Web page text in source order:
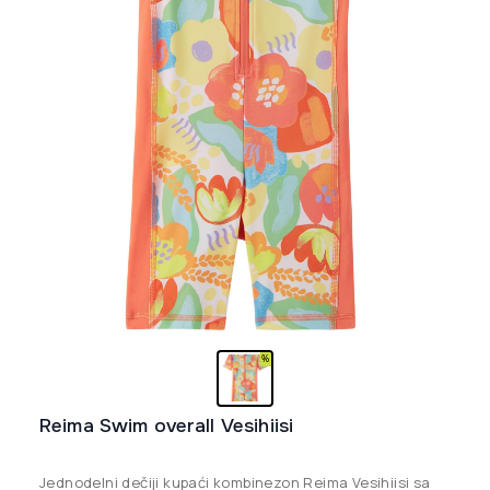
Reima Swim overall Vesihiisi
Jednodelni dečiji kupaći kombinezon Reima Vesihiisi sa